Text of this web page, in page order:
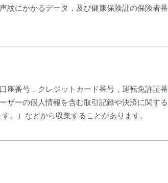
紋にかかるデータ，及び健康保険証の保険者番
座番号，クレジットカード番号，運転免許証番
ザーの個人情報を含む取引記録や決済に関する
。）などから収集することがあります。